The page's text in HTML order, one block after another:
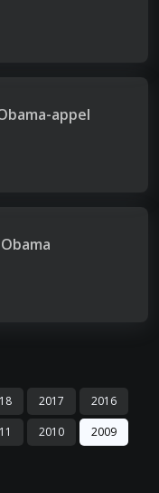
appel
2017
2016
2010
2009